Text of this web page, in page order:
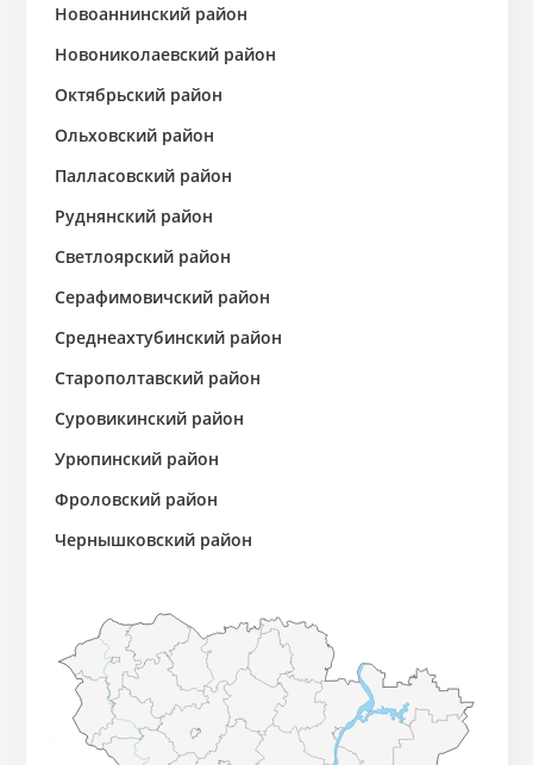
Новоаннинский район
Новониколаевский район
Октябрьский район
Ольховский район
Палласовский район
Руднянский район
Светлоярский район
Серафимовичский район
Среднеахтубинский район
Старополтавский район
Суровикинский район
Урюпинский район
Фроловский район
Чернышковский район